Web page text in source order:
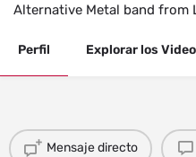
Alternative Metal band from
Perfil Explorar los
Mensaje directo